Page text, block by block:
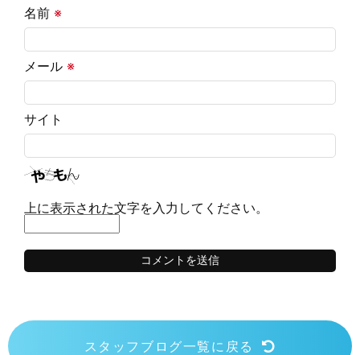
名前 ※
メール ※
サイト
上に表示された文字を入力してください。
スタッフブログ一覧に戻る